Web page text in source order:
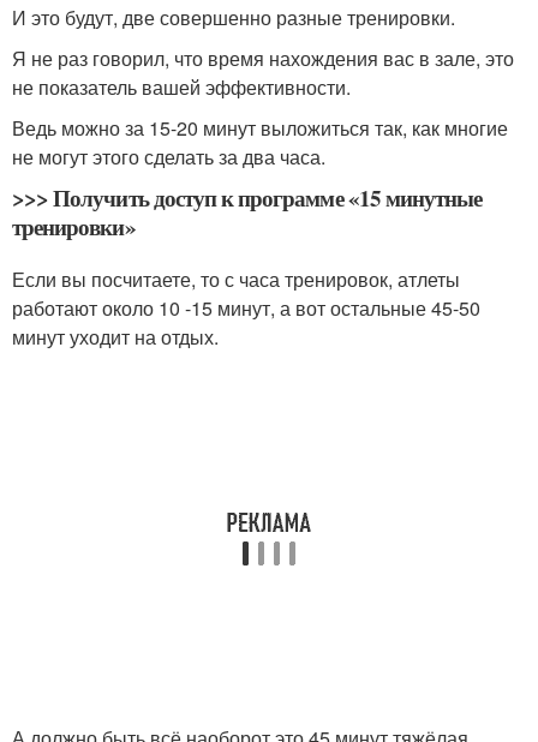
И это будут, две совершенно разные тренировки.
Я не раз говорил, что время нахождения вас в зале, это
не показатель вашей эффективности.
Ведь можно за 15-20 минут выложиться так, как многие
не могут этого сделать за два часа.
>>> Получить доступ к программе «15 минутные
тренировки»
Если вы посчитаете, то с часа тренировок, атлеты
работают около 10 -15 минут, а вот остальные 45-50
минут уходит на отдых.